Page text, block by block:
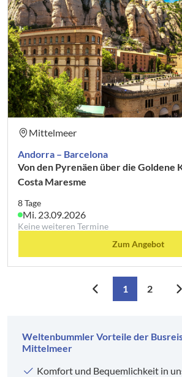
Mittelmeer
Andorra – Barcelona
Von den Pyrenäen über die Goldene
Costa Maresme
8 Tage
Mi. 23.09.2026
Keine weiteren Termine
Zum Angebot
1 2
Weltenbummler Vorteile der
Mittelmeer
Komfort und Bequemlichkeit in